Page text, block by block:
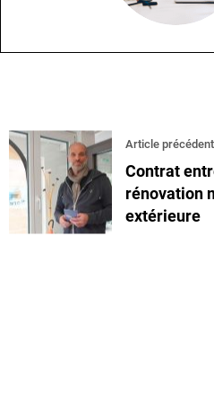
Article précédent
Contrat
rénovation
extérieure